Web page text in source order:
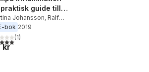
guide till
friskare liv
Johansson, Ralf
bok 2019
5 stjärnor. Totalt antal röster:
(1)
kr